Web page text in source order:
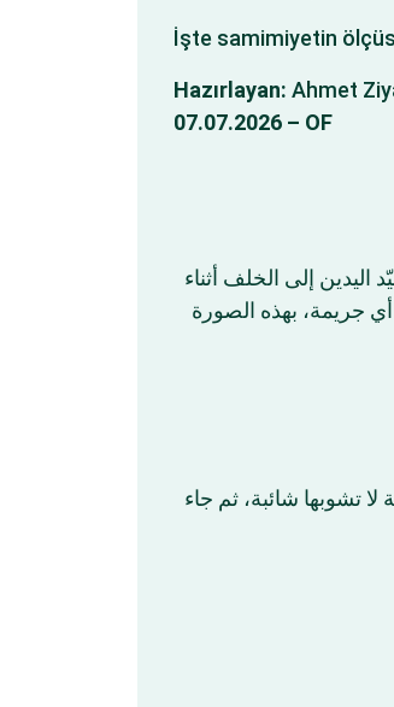
İşte samimiyetin
Hazırlayan: Ahmet
07.07.2026 – OF
إلى الخلف أثناء
جريمة، بهذه الصورة
تشوبها شائبة، ثم جاء